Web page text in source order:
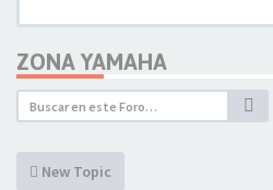
ZONA YAMAHA
New Topic